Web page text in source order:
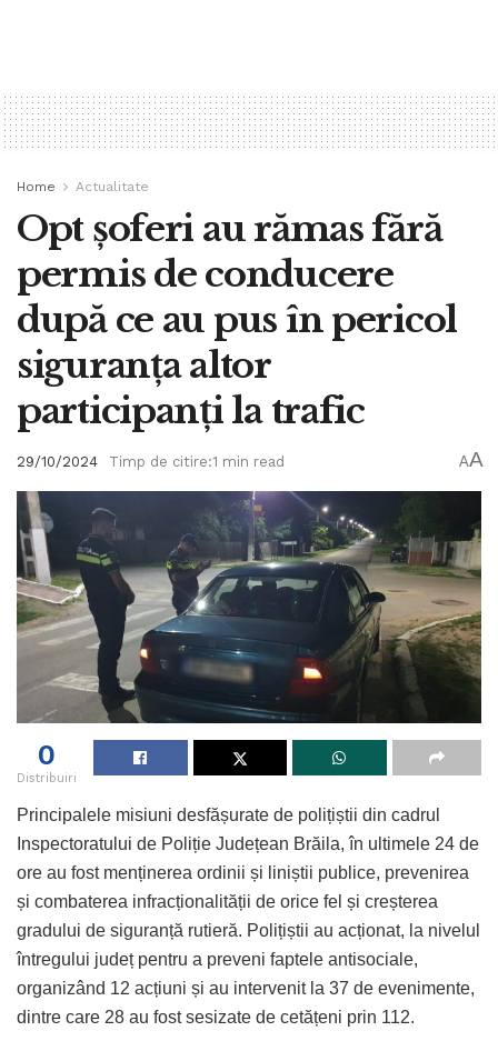
Home Actualitate
Opt șoferi au rămas fără
permis de conducere
după ce au pus în pericol
siguranța altor
participanți la trafic
29/10/2024 Timp de citire:1 min read AA
0
Distribuiri
Principalele misiuni desfășurate de polițiștii din cadrul
Inspectoratului de Poliție Județean Brăila, în ultimele 24 de
ore au fost menținerea ordinii și liniștii publice, prevenirea
și combaterea infracționalității de orice fel și creșterea
gradului de siguranță rutieră. Polițiștii au acționat, la nivelul
întregului județ pentru a preveni faptele antisociale,
organizând 12 acțiuni și au intervenit la 37 de evenimente,
dintre care 28 au fost sesizate de cetățeni prin 112.